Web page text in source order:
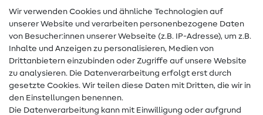
Nähanleitungen
Hilfe & Kontakt
Kontakt
Infos zum Betreiberwechsel
FAQ
Wir verwenden Cookies und ähnliche Technologien auf
unserer Website und verarbeiten personenbezogene Daten
von Besucher:innen unserer Webseite (z.B. IP-Adresse), um z.B.
Inhalte und Anzeigen zu personalisieren, Medien von
Drittanbietern einzubinden oder Zugriffe auf unsere Website
zu analysieren. Die Datenverarbeitung erfolgt erst durch
gesetzte Cookies. Wir teilen diese Daten mit Dritten, die wir in
den Einstellungen benennen.
Die Datenverarbeitung kann mit Einwilligung oder aufgrund